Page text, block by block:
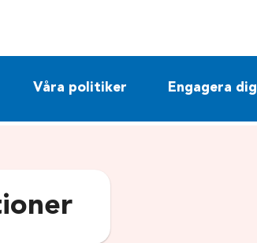
Våra politiker Engagera dig